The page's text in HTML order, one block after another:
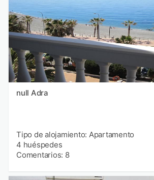
null Adra
Tipo de alojamiento: Apartamento
4 huéspedes
Comentarios: 8